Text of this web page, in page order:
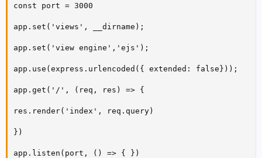
const port = 3000
app.set('views', __dirname);
app.set('view engine','ejs');
app.use(express.urlencoded({ extended: false}));
app.get('/', (req, res) => {
res.render('index', req.query)
})
app.listen(port, () => { })